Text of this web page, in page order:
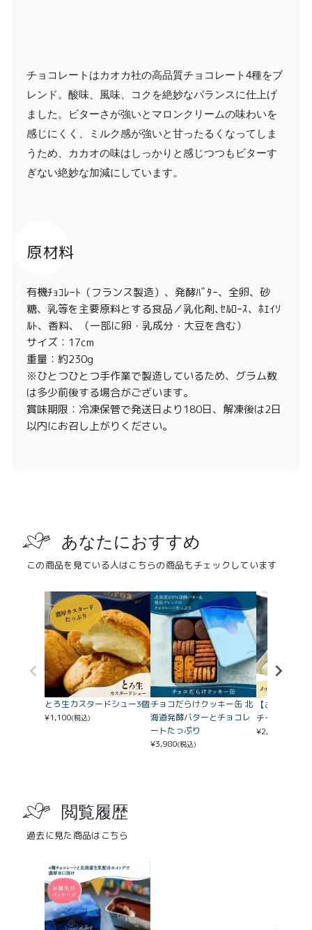
チョコレートはカオカ社の高品質チョコレート4種をブ
レンド。酸味、風味、コクを絶妙なバランスに仕上げ
ました。ビターさが強いとマロンクリームの味わいを
感じにくく、ミルク感が強いと甘ったるくなってしま
うため、カカオの味はしっかりと感じつつもビターす
ぎない絶妙な加減にしています。
原材料
有機ﾁｮｺﾚｰﾄ（フランス製造）、発酵ﾊﾞﾀｰ、全卵、砂
糖、乳等を主要原料とする食品／乳化剤､ｾﾙﾛｰｽ、ﾎｴｲｿ
ﾙﾄ、香料、（一部に卵・乳成分・大豆を含む）
サイズ：17cm
重量：約230g
※ひとつひとつ手作業で製造しているため、グラム数
は多少前後する場合がございます。
賞味期限：冷凍保管で発送日より180日、解凍後は2日
以内にお召し上がりください。
あなたにおすすめ
この商品を見ている人はこちらの商品もチェックしています
とろ生カスタードシュー3個
¥1,100(税込)
チョコだらけクッキー缶 北
海道発酵バターとチョコレ
ートたっぷり
¥3,980(税込)
【お誕生日セ
チーズケーキ
¥2,300
閲覧履歴
過去に見た商品はこちら